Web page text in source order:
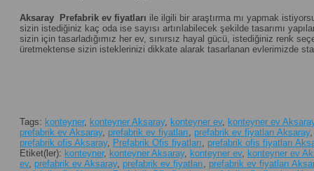
Aksaray Prefabrik ev fiyatları ile ilgili bir araştırma mı yapmak
sizin istediğiniz kaç oda ise sayısı artırılabilecek şekilde tasarımı
sizin için tasarladığımız her ev, sınırsız hayal gücü, istediğiniz renk
üretmektense sizin isteklerinizi dikkate alarak tasarlanan evlerimizde
Tags: konteyner, konteyner Aksaray, konteyner ev, konteyner ev
prefabrik ev Aksaray, prefabrik ev fiyatları prefabrik ev fiyatları Aksaray
prefabrik ofis Aksaray, Prefabrik Ofis fiyatları
prefabrik ofis fiyatları
Etiket(ler): konteyner, konteyner Aksaray, konteyner ev, konteyner ev
ev, prefabrik ev Aksaray, prefabrik ev fiyatları
prefabrik ev fiyatları